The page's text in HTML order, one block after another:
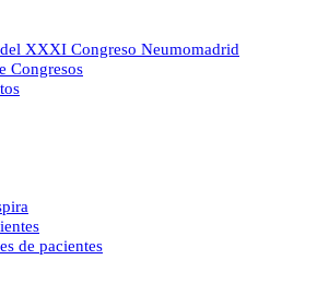
XXXI Congreso Neumomadrid
Congresos
de pacientes